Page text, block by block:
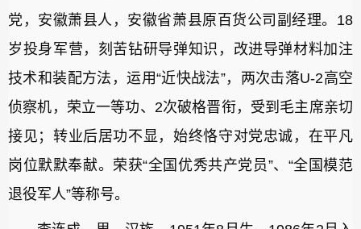
党，安徽萧县人，安徽省萧县原百货公司副经理。18
岁投身军营，刻苦钻研导弹知识，改进导弹材料加注
技术和装配方法，运用“近快战法”，两次击落U-2高空
侦察机，荣立一等功、2次破格晋衔，受到毛主席亲切
接见；转业后居功不显，始终恪守对党忠诚，在平凡
岗位默默奉献。荣获“全国优秀共产党员”、“全国模范
退役军人”等称号。